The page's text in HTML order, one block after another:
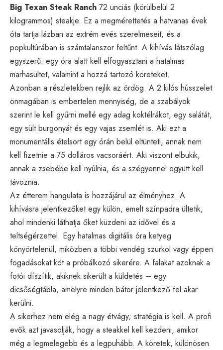
Big Texan Steak Ranch 72 unciás (körülbelül 2
kilogrammos) steakje. Ez a megmérettetés a hatvanas évek
óta tartja lázban az extrém evés szerelmeseit, és a
popkultúrában is számtalanszor feltűnt. A kihívás látszólag
egyszerű: egy óra alatt kell elfogyasztani a hatalmas
marhasültet, valamint a hozzá tartozó köreteket.
Azonban a részletekben rejlik az ördög. A 2 kilós hússzelet
önmagában is embertelen mennyiség, de a szabályok
szerint le kell gyűrni mellé egy adag koktélrákot, egy salátát,
egy sült burgonyát és egy vajas zsemlét is. Aki ezt a
monumentális ételsort egy órán belül eltünteti, annak nem
kell fizetnie a 75 dolláros vacsoráért. Aki viszont elbukik,
annak a zsebébe kell nyúlnia, és a szégyennel együtt kell
távoznia.
Az étterem hangulata is hozzájárul az élményhez. A
kihívásra jelentkezőket egy külön, emelt színpadra ültetik,
ahol mindenki láthatja őket küzdeni az idővel és a
teltségérzettel. Egy hatalmas digitális óra ketyeg
könyörtelenül, miközben a többi vendég szurkol vagy éppen
fogadásokat köt a próbálkozó sikerére. A falakat azoknak a
fotói díszítik, akiknek sikerült a küldetés – egy
dicsőségtábla, amelyre minden bátor jelentkező fel akar
kerülni.
A sikerhez nem elég a nagy étvágy; stratégia is kell. A profi
evők azt javasolják, hogy a steakkel kell kezdeni, amikor
még a legmelegebb és a legpuhább. A köretek, különösen